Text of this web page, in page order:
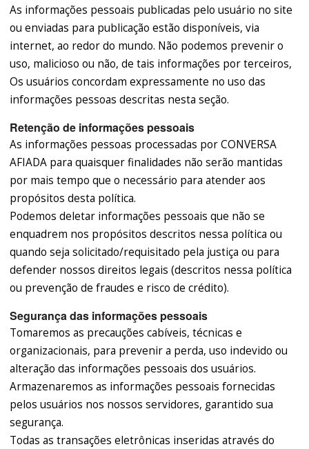
As informações pessoais publicadas pelo usuário no site
ou enviadas para publicação estão disponíveis, via
internet, ao redor do mundo. Não podemos prevenir o
uso, malicioso ou não, de tais informações por terceiros,
Os usuários concordam expressamente no uso das
informações pessoas descritas nesta seção.
Retenção de informações pessoais
As informações pessoas processadas por CONVERSA
AFIADA para quaisquer finalidades não serão mantidas
por mais tempo que o necessário para atender aos
propósitos desta política.
Podemos deletar informações pessoais que não se
enquadrem nos propósitos descritos nessa política ou
quando seja solicitado/requisitado pela justiça ou para
defender nossos direitos legais (descritos nessa política
ou prevenção de fraudes e risco de crédito).
Segurança das informações pessoais
Tomaremos as precauções cabíveis, técnicas e
organizacionais, para prevenir a perda, uso indevido ou
alteração das informações pessoais dos usuários.
Armazenaremos as informações pessoais fornecidas
pelos usuários nos nossos servidores, garantido sua
segurança.
Todas as transações eletrônicas inseridas através do